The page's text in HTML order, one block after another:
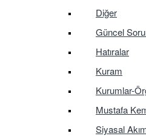
Diğer
Güncel
Hatıralar
Kuram
Kurumlar-
Mustafa
Siyasal